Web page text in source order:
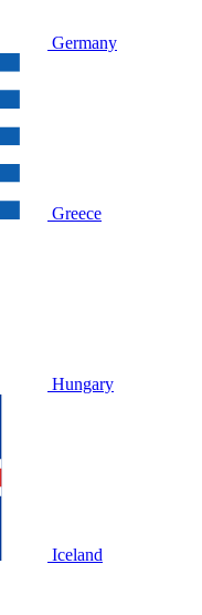
Germany
Greece
Hungary
Iceland